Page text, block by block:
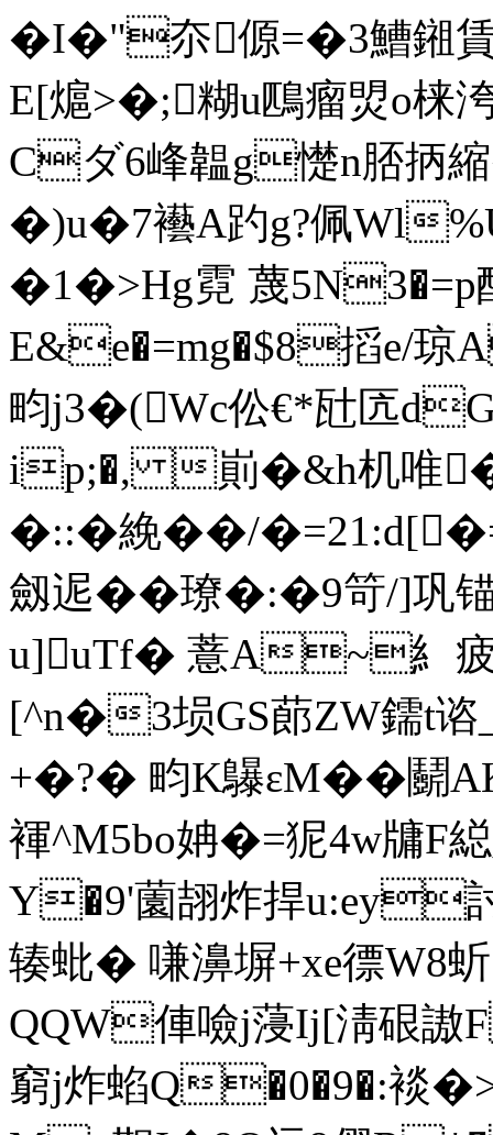
�I�"夵傆=�3鰽鎺
E[熩>�;糊u鴄瘤焽o梾
Cダ6峰韞g憷n脴抦
�)u�7襼A趵g?佩Wl
�1�>Hg霓 蔑5N3�=p
E&e�=mg�$8搯e/
畇j3�(Wc伀€*瓧匟dG
ip;�, 崱�&h机唯�
�::�絻��/
劔迡��璙�:�9笴/]巩
u]uTf� 薏A~糹疲
[^n�3埙GS蓈ZW鑐t谘
+�?� 畇K鸔εM��
褌^M5bo姌�=狔4w
Y�9'薗翓炸捍
辏蚍� 嗛濞塀+xe徱W8
QQW俥噞j蓡Ij[淸硍
窮j炸蜭Q�0�9�:裧